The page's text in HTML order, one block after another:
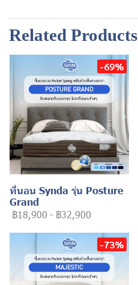
Related Products
-69%
ที่นอน Synda รุ่น Posture
Grand
฿18,900 - ฿32,900
-73%